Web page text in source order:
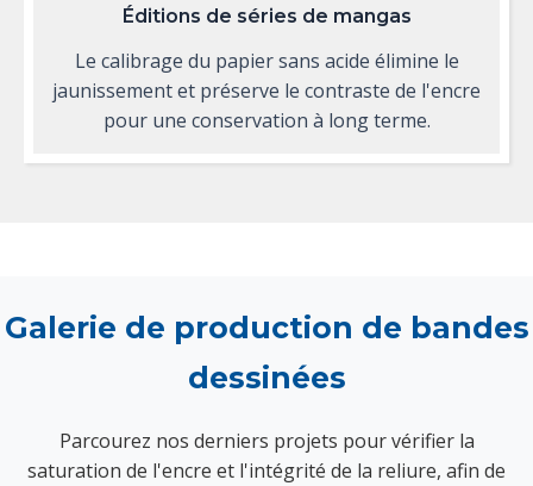
Éditions de séries de mangas
Le calibrage du papier sans acide élimine le
jaunissement et préserve le contraste de l'encre
pour une conservation à long terme.
Galerie de production de bandes
dessinées
Parcourez nos derniers projets pour vérifier la
saturation de l'encre et l'intégrité de la reliure, afin de